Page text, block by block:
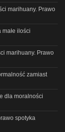
marihuany. Prawo
ilości
marihuany. Prawo
zamiast
dla moralności
spotyka